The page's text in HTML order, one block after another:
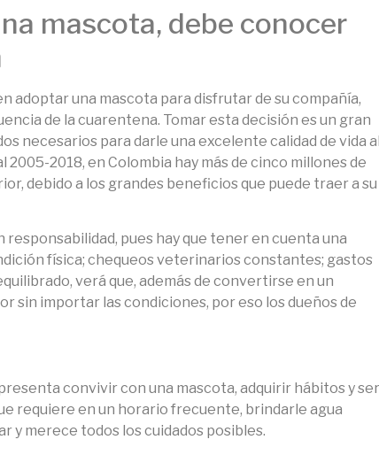
mascota, debe conocer
adoptar una mascota para disfrutar de su compañía,
de la cuarentena. Tomar esta decisión es un gran
necesarios para darle una excelente calidad de vida
2018, en Colombia hay más de cinco millones de
debido a los grandes beneficios que puede traer a su
pues hay que tener en cuenta una
física; chequeos veterinarios constantes; gastos
verá que, además de convertirse en un
sin importar las condiciones, por eso los dueños de
convivir con una mascota, adquirir hábitos y ser
requiere en un horario frecuente, brindarle agua
y merece todos los cuidados posibles.